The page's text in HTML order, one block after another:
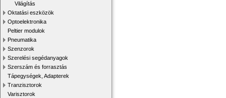
Világítás
Oktatási eszközök
Optoelektronika
Peltier modulok
Pneumatika
Szenzorok
Szerelési segédanyagok
Szerszám és forrasztás
Tápegységek, Adapterek
Tranzisztorok
Varisztorok